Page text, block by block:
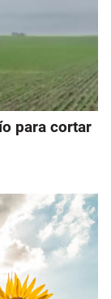
para cortar